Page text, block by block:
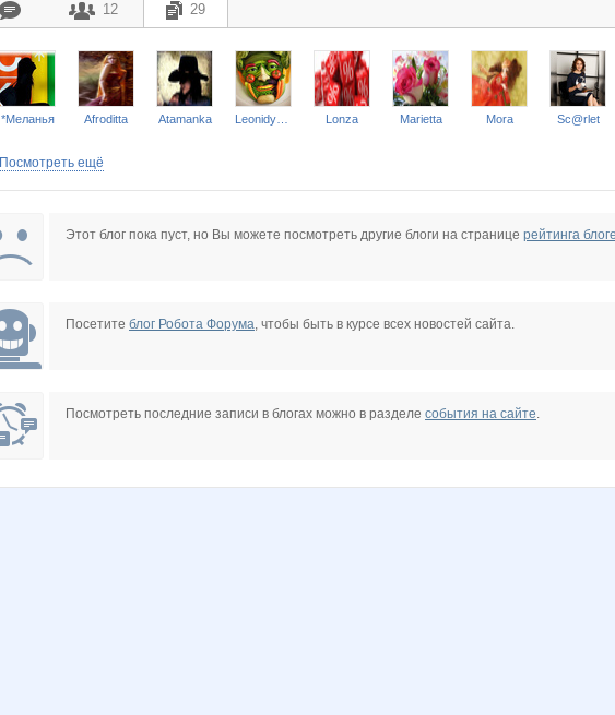
12 29
*Меланья Afroditta Atamanka Lonza Marietta Mora Sc@rlet
СУ!!ПЕР
Посмотреть ещё
Этот блог пока пуст, но Вы можете посмотреть другие блоги на странице рейтинга
Посетите блог Робота Форума, чтобы быть в курсе всех новостей сайта.
Посмотреть последние записи в блогах можно в разделе события на сайте.